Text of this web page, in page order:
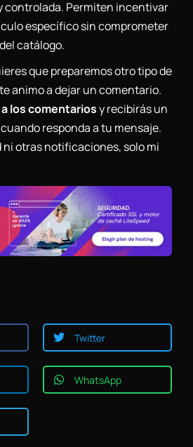
controlada. Permiten incentivar
específico sin comprometer
catálogo.
que preparemos otro tipo de
animo a dejar un comentario.
los comentariosy recibirás un
responda a tu mensaje.
ni otras notificaciones, solo mi
Twitter
WhatsApp